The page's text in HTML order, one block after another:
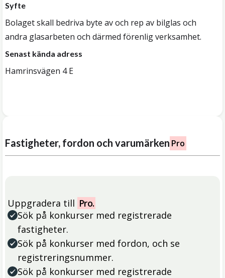
Syfte
Bolaget skall bedriva byte av och rep av bilglas och
andra glasarbeten och därmed förenlig verksamhet.
Senast kända adress
Hamrinsvägen 4 E
Fastigheter, fordon och varumärken Pro
Uppgradera till Pro.
Sök på konkurser med registrerade
fastigheter.
Sök på konkurser med fordon, och se
registreringsnummer.
Sök på konkurser med registrerade